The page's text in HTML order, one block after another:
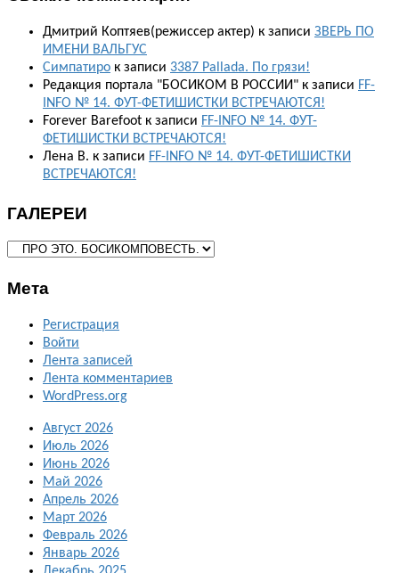
Дмитрий Коптяев(режиссер актер) к записи ЗВЕРЬ ПО
ИМЕНИ ВАЛЬГУС
Симпатиро к записи 3387 Pallada. По грязи!
Редакция портала "БОСИКОМ В РОССИИ" к записи FF-
INFO № 14. ФУТ-ФЕТИШИСТКИ ВСТРЕЧАЮТСЯ!
Forever Barefoot к записи FF-INFO № 14. ФУТ-
ФЕТИШИСТКИ ВСТРЕЧАЮТСЯ!
Лена В. к записи FF-INFO № 14. ФУТ-ФЕТИШИСТКИ
ВСТРЕЧАЮТСЯ!
ГАЛЕРЕИ
ГАЛЕРЕИ
Мета
Регистрация
Войти
Лента записей
Лента комментариев
WordPress.org
Август 2026
Июль 2026
Июнь 2026
Май 2026
Апрель 2026
Март 2026
Февраль 2026
Январь 2026